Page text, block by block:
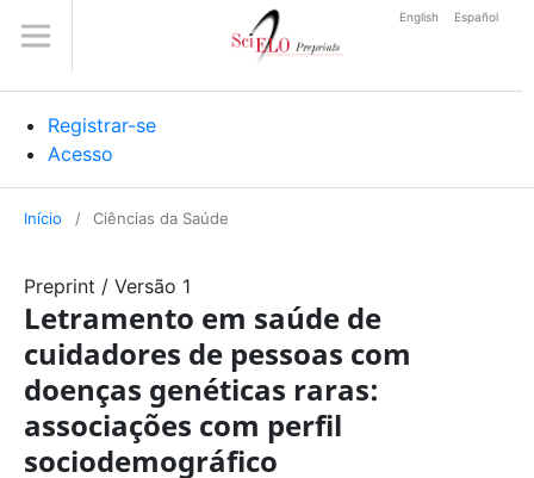
Registrar-se
Acesso
English Español
Início / Ciências da Saúde
Preprint / Versão 1
Letramento em saúde de
cuidadores de pessoas com
doenças genéticas raras:
associações com perfil
sociodemográfico